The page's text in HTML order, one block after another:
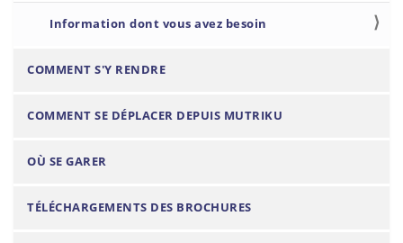
a
i
n
Information dont vous avez besoin
COMMENT S'Y RENDRE
COMMENT SE DÉPLACER DEPUIS MUTRIKU
OÙ SE GARER
TÉLÉCHARGEMENTS DES BROCHURES